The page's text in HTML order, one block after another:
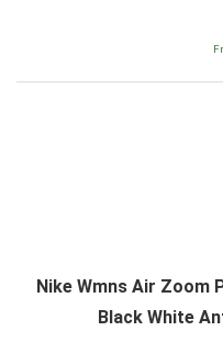
Nike Wmns Air Zoom
Black White